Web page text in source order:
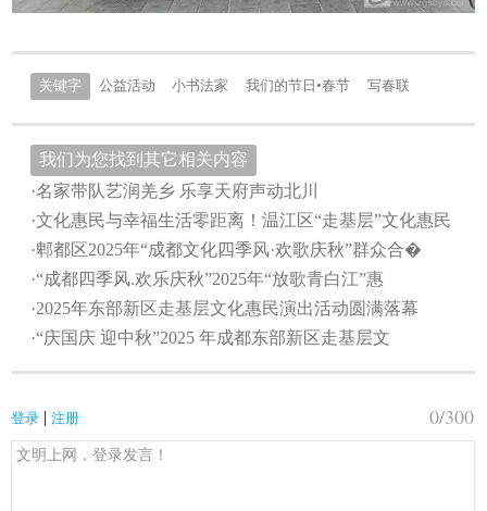
关键字 公益活动 小书法家 我们的节日•春节 写春联
我们为您找到其它相关内容
·名家带队艺润羌乡 乐享天府声动北川
·文化惠民与幸福生活零距离！温江区“走基层”文化惠民
·郫都区2025年“成都文化四季风·欢歌庆秋”群众合�
·“成都四季风.欢乐庆秋”2025年“放歌青白江”惠
·2025年东部新区走基层文化惠民演出活动圆满落幕
·“庆国庆 迎中秋”2025 年成都东部新区走基层文
登录 | 注册 0/300